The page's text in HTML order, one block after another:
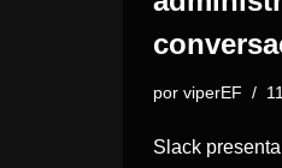
por viperEF
Slack